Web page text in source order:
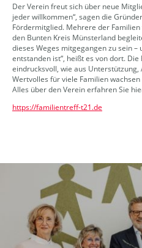
Der Verein freut sich über neue
jeder willkommen“, sagen die
Fördermitglied. Mehrere der
den Bunten Kreis Münsterland
dieses Weges mitgegangen zu sein
entstanden ist“, heißt es von dort.
eindrucksvoll, wie aus Unterstützung,
Wertvolles für viele Familien wachsen
Alles über den Verein erfahren Sie
https://familientreff-t21.de